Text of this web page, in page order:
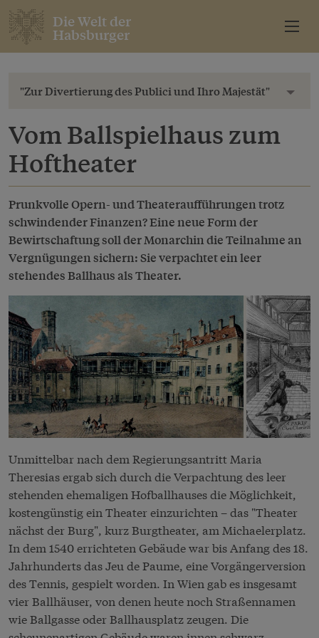
Die Welt der
Habsburger
"Zur Divertierung des Publici und Ihro Majestät"
Vom Ballspielhaus zum
Hoftheater
Prunkvolle Opern- und Theateraufführungen trotz
schwindender Finanzen? Eine neue Form der
Bewirtschaftung soll der Monarchin die Teilnahme an
Vergnügungen sichern: Sie verpachtet ein leer
stehendes Ballhaus als Theater.
Unmittelbar nach dem Regierungsantritt Maria
Theresias ergab sich durch die Verpachtung des leer
stehenden ehemaligen Hofballhauses die Möglichkeit,
kostengünstig ein Theater einzurichten – das "Theater
nächst der Burg", kurz Burgtheater, am Michaelerplatz.
In dem 1540 errichteten Gebäude war bis Anfang des 18.
Jahrhunderts das Jeu de Paume, eine Vorgängerversion
des Tennis, gespielt worden. In Wien gab es insgesamt
vier Ballhäuser, von denen heute noch Straßennamen
wie Ballgasse oder Ballhausplatz zeugen. Die